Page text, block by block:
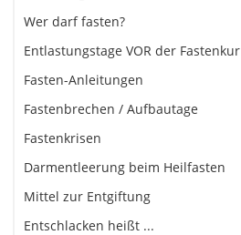
Wer darf fasten?
Entlastungstage VOR der Fastenkur
Fasten-Anleitungen
Fastenbrechen / Aufbautage
Fastenkrisen
Darmentleerung beim Heilfasten
Mittel zur Entgiftung
Entschlacken heißt ...